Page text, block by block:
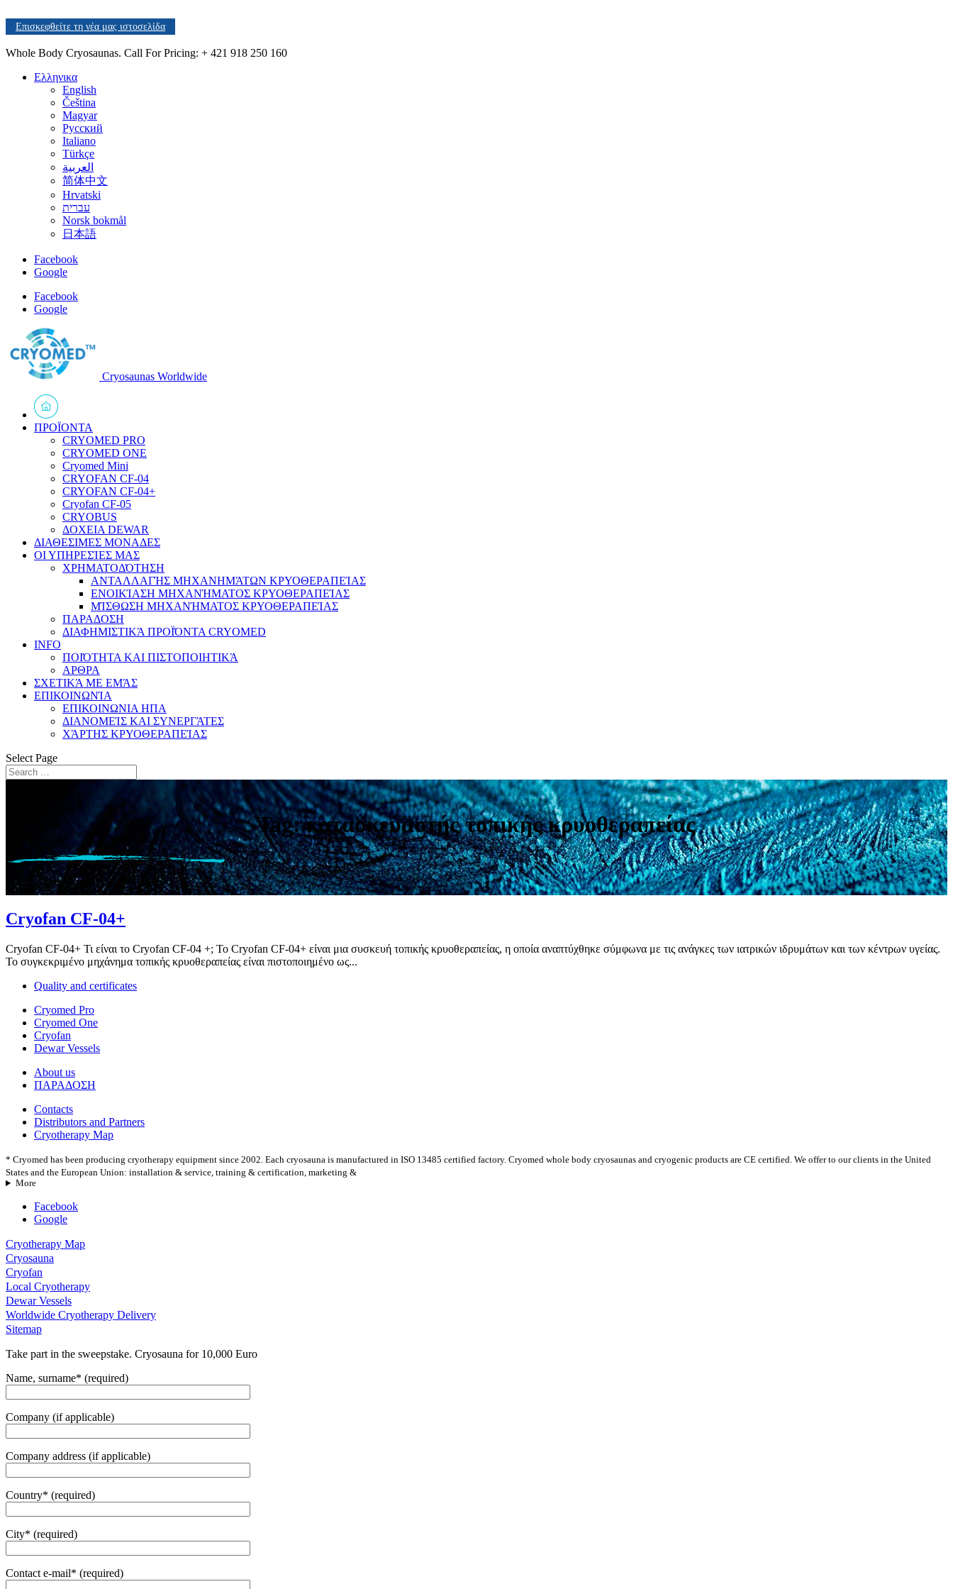
Επισκεφθείτε τη νέα μας ιστοσελίδα
Whole Body Cryosaunas. Call For Pricing: + 421 918 250 160
Ελληνικα
English
Čeština
Magyar
Русский
Italiano
Türkçe
العربية
简体中文
Hrvatski
עברית
Norsk bokmål
日本語
Facebook
Google
Facebook
Google
Cryosaunas Worldwide
ΠΡΟΪΟΝΤΑ
CRYOMED PRO
CRYOMED ONE
Cryomed Mini
CRYOFAN CF-04
CRYOFAN CF-04+
Cryofan CF-05
CRYOBUS
ΔΟΧΕΙΑ DEWAR
ΔΙΑΘΕΣΙΜΕΣ ΜΟΝΑΔΕΣ
ΟΙ ΥΠΗΡΕΣΊΕΣ ΜΑΣ
ΧΡΗΜΑΤΟΔΌΤΗΣΗ
ΑΝΤΑΛΛΑΓΉΣ ΜΗΧΑΝΗΜΆΤΩΝ ΚΡΥΟΘΕΡΑΠΕΊΑΣ
ΕΝΟΙΚΊΑΣΗ ΜΗΧΑΝΉΜΑΤΟΣ ΚΡΥΟΘΕΡΑΠΕΊΑΣ
ΜΊΣΘΩΣΗ ΜΗΧΑΝΉΜΑΤΟΣ ΚΡΥΟΘΕΡΑΠΕΊΑΣ
ΠΑΡΑΔΟΣΗ
ΔΙΑΦΗΜΙΣΤΙΚΆ ΠΡΟΪΌΝΤΑ CRYOMED
INFO
ΠΟΙΌΤΗΤΑ ΚΑΙ ΠΙΣΤΟΠΟΙΗΤΙΚΆ
ΑΡΘΡΑ
ΣΧΕΤΙΚΆ ΜΕ ΕΜΆΣ
ΕΠΙΚΟΙΝΩΝΊΑ
ΕΠΙΚΟΙΝΩΝΙΑ ΗΠΑ
ΔΙΑΝΟΜΕΊΣ ΚΑΙ ΣΥΝΕΡΓΆΤΕΣ
ΧΆΡΤΗΣ ΚΡΥΟΘΕΡΑΠΕΊΑΣ
Select Page
Tag: κατασκευαστής τοπικής κρυοθεραπείας
Cryofan CF-04+
Cryofan CF-04+ Τι είναι το Cryofan CF-04 +; Το Cryofan СF-04+ είναι μια συσκευή τοπικής κρυοθεραπείας, η οποία αναπτύχθηκε σύμφωνα με τις ανάγκες των ιατρικών ιδρυμάτων και των κέντρων υγείας.
Το συγκεκριμένο μηχάνημα τοπικής κρυοθεραπείας είναι πιστοποιημένο ως...
Quality and certificates
Cryomed Pro
Cryomed One
Cryofan
Dewar Vessels
About us
ΠΑΡΑΔΟΣΗ
Contacts
Distributors and Partners
Cryotherapy Map
* Cryomed has been producing cryotherapy equipment since 2002. Each cryosauna is manufactured in ISO 13485 certified factory. Cryomed whole body cryosaunas and cryogenic products are CE certified. We offer to our clients in the United
States and the European Union: installation & service, training & certification, marketing &
More
Facebook
Google
Cryotherapy Map
Cryosauna
Cryofan
Local Cryotherapy
Dewar Vessels
Worldwide Cryotherapy Delivery
Sitemap
Take part in the sweepstake. Cryosauna for 10,000 Euro
Name, surname* (required)
Company (if applicable)
Company address (if applicable)
Country* (required)
City* (required)
Contact e-mail* (required)